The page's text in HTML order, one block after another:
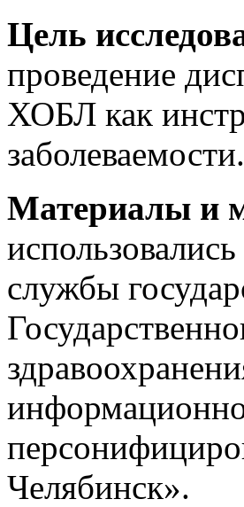
Цель
проведение
ХОБЛ как
заболеваемости.
Материалы и
службы
Челябинск».